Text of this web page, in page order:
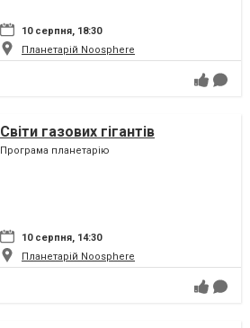
10 серпня, 18:30
Планетарій Noosphere
Світи газових гігантів
Програма планетарію
10 серпня, 14:30
Планетарій Noosphere